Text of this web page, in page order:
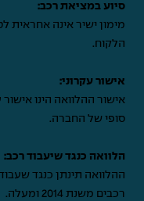
סיוע במציאת רכב:
מימון ישיר אינה אחראית
הלקוח.
אישור עקרוני:
אישור ההלוואה הינו
סופי של החברה.
הלוואה כנגד שיעבוד רכב:
ההלוואה תינתן כנגד
רכבים משנת 2014 ומעלה.